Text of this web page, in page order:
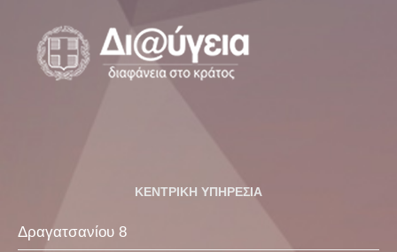
ΚΕΝΤΡΙΚΗ ΥΠΗΡΕΣΙΑ
Δραγατσανίου 8